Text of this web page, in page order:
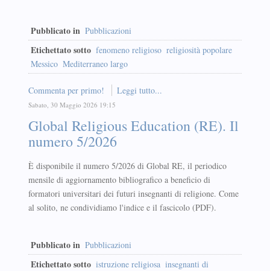
Pubblicato in Pubblicazioni
Etichettato sotto fenomeno religioso religiosità popolare
Messico Mediterraneo largo
Commenta per primo! Leggi tutto...
Sabato, 30 Maggio 2026 19:15
Global Religious Education (RE). Il
numero 5/2026
È disponibile il numero 5/2026 di Global RE, il periodico
mensile di aggiornamento bibliografico a beneficio di
formatori universitari dei futuri insegnanti di religione. Come
al solito, ne condividiamo l'indice e il fascicolo (PDF).
Pubblicato in Pubblicazioni
Etichettato sotto istruzione religiosa insegnanti di